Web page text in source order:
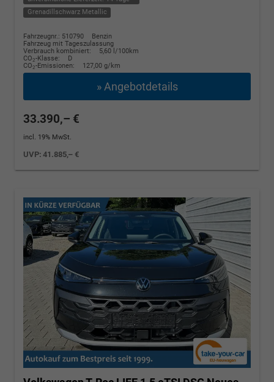
Grenadillschwarz Metallic
Fahrzeugnr.: 510790
Benzin
Fahrzeug mit Tageszulassung
Verbrauch kombiniert:
5,60 l/100km
CO2-Klasse:
D
CO2-Emissionen: 127,00 g/km
» Angebotdetails
33.390,– €
incl. 19% MwSt.
UVP:41.885,– €